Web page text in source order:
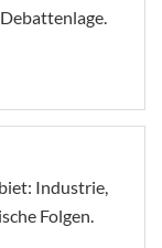
Industrie,
Folgen.